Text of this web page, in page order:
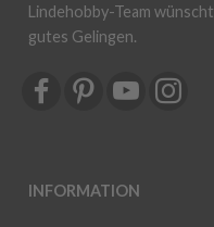
Lindehobby-Team wünscht
gutes Gelingen.
INFORMATION